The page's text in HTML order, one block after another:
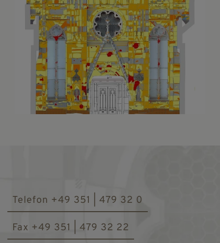
Telefon +49 351 | 479 32 0
Fax +49 351 | 479 32 22